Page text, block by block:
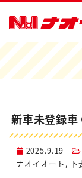
新車未登録
2025.9.19
ナオイオート ,下